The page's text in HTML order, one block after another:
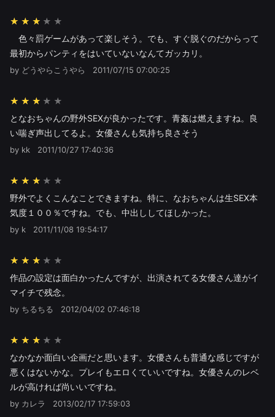
★★★
色々罰ゲームがあって楽しそう。でも、すぐ脱ぐのだからって
最初からパンティをはいていないなんてガッカリ。
by どうやらこうやら 2011/07/15 07:00:25
★★★
となおちゃんの野外SEXが良かったです。青姦は燃えますね。良
い喘ぎ声出してるよ。女優さんも気持ち良さそう
by kk 2011/10/27 17:40:36
★★★
野外でよくこんなことできますね。特に、なおちゃんは生SEX本
気度１００％ですね。でも、中出ししてほしかった。
by k 2011/11/08 19:54:17
★★★
作品の設定は面白かったんですが、出演されてる女優さん達がイ
マイチで残念。
by ちるちる 2012/04/02 07:46:18
★★★
なかなか面白い企画だと思います。女優さんも普通な感じですが
悪くはないかな。プレイもエロくていいですね。女優さんのレベ
ルが高ければ尚いいですね。
by カレラ 2013/02/17 17:59:03